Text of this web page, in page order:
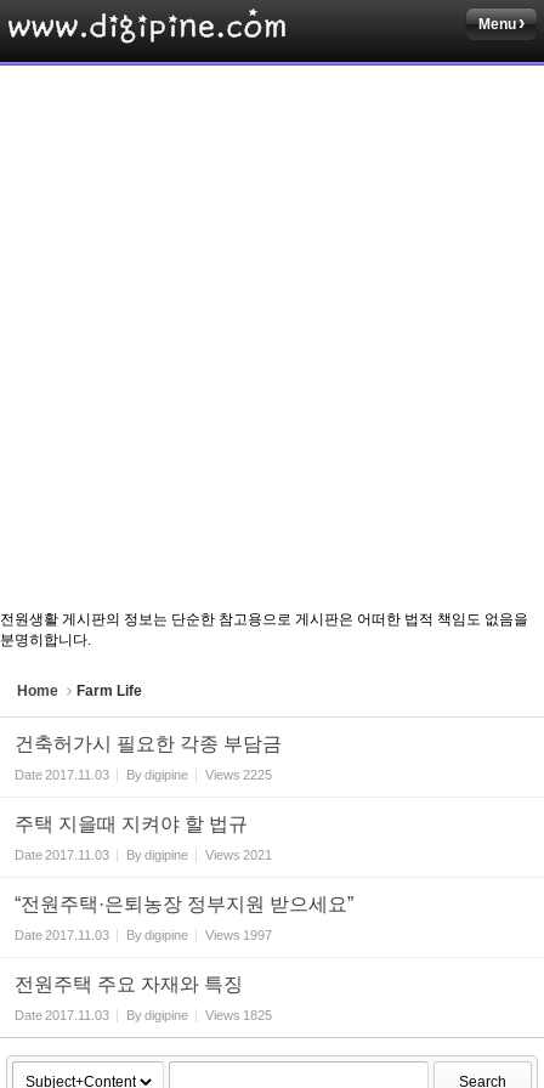
Menu
전원생활 게시판의 정보는 단순한 참고용으로 게시판은 어떠한 법적 책임도 없음을
분명히합니다.
Home Farm Life
건축허가시 필요한 각종 부담금
Date2017.11.03 Bydigipine Views 2225
주택 지을때 지켜야 할 법규
Date2017.11.03 Bydigipine Views 2021
“전원주택·은퇴농장 정부지원 받으세요”
Date2017.11.03 Bydigipine Views 1997
전원주택 주요 자재와 특징
Date2017.11.03 Bydigipine Views 1825
Search
Sketchbook5, 스케치북5